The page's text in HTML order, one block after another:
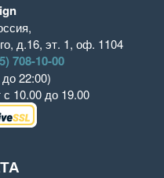
,
д.16, эт. 1, оф. 1104
708-10-00
22:00)
10.00 до 19.00